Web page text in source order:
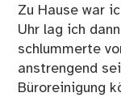
Zu Hause war
Uhr lag ich
schlummerte
anstrengend
Büroreinigung